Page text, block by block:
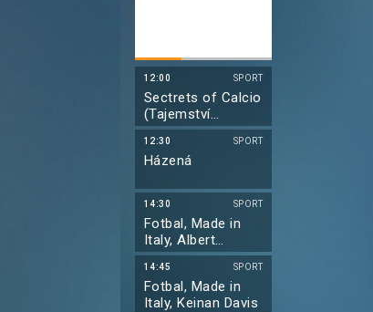
12:00 SPORT
Sectrets of Calcio
(Tajemství
fotbalu), La
Gazetta
12:30 SPORT
Házená
14:30 SPORT
Fotbal, Made in
Italy, Albert
Gudmundsson
14:45 SPORT
Fotbal, Made in
Italy, Keinan Davis